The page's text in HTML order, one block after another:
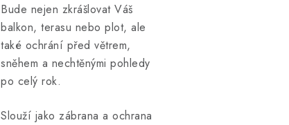
Bude nejen zkrášlovat Váš
balkon, terasu nebo plot, ale
také ochrání před větrem,
sněhem a nechtěnými pohledy
po celý rok.
Slouží jako zábrana a ochrana